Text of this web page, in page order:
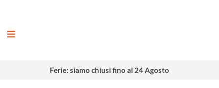
Ferie: siamo chiusi fino al 24 Agosto